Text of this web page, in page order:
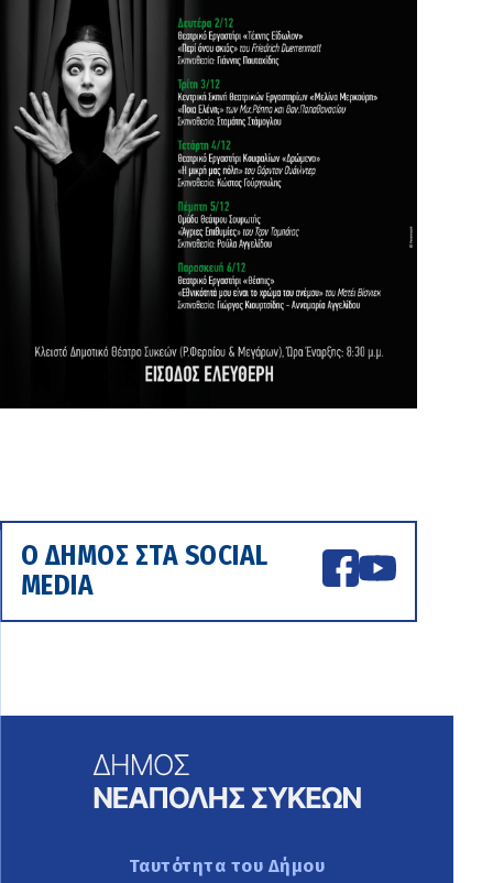
Ο ΔΗΜΟΣ ΣΤΑ SOCIAL
MEDIA
Ταυτότητα του Δήμου